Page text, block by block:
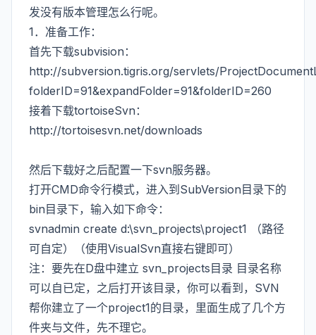
发没有版本管理怎么行呢。
1．准备工作：
首先下载subvision：
http://subversion.tigris.org/servlets/
folderID=91&expandFolder=91&folderID=260
接着下载tortoiseSvn：
http://tortoisesvn.net/downloads
然后下载好之后配置一下svn服务器。
打开CMD命令行模式，进入到SubVersion目录下的
bin目录下，输入如下命令：
svnadmin create d:\svn_projects\project1 （路径
可自定）（使用VisualSvn直接右键即可）
注：要先在D盘中建立 svn_projects目录 目录名称
可以自已定，之后打开该目录，你可以看到，SVN
帮你建立了一个project1的目录，里面生成了几个方
件夹与文件，先不理它。